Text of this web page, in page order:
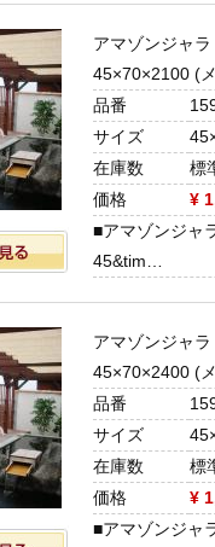
アマゾンジャ
45×70×2100 (
品番
サイズ
在庫数
標
価格
¥
■アマゾンジャ
45&tim…
アマゾンジャ
45×70×2400 (
品番
サイズ
在庫数
標
価格
¥
■アマゾンジャ